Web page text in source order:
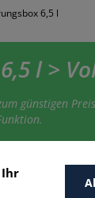
6,5 l
l >
günstigen
Ihr